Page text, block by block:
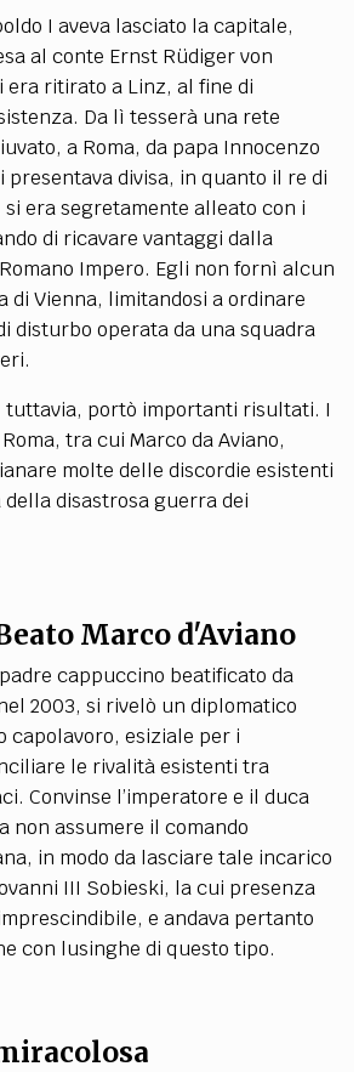
I aveva lasciato la capitale,
al conte Ernst Rüdiger von
era ritirato a Linz, al fine di
Da lì tesserà una rete
a Roma, da papa Innocenzo
presentava divisa, in quanto il re di
si era segretamente alleato con i
di ricavare vantaggi dalla
Impero. Egli non fornì alcun
di Vienna, limitandosi a ordinare
disturbo operata da una squadra
tuttavia, portò importanti risultati. I
tra cui Marco da Aviano,
molte delle discordie esistenti
disastrosa guerra dei
Marco d'Aviano
cappuccino beatificato da
2003, si rivelò un diplomatico
capolavoro, esiziale per i
le rivalità esistenti tra
Convinse l’imperatore e il duca
non assumere il comando
in modo da lasciare tale incarico
III Sobieski, la cui presenza
e andava pertanto
con lusinghe di questo tipo.